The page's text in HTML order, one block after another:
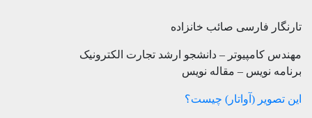
تارنگار فارسی صائب خانزاده
مهندس کامپیوتر – دانشجو ارشد تجارت الکترونیک
برنامه نویس – مقاله نویس
این تصویر (آواتار) چیست؟